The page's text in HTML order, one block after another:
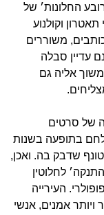
החלונות׳ של
וקולנוע
משוררים
עדיין סבלה
אליה גם
של סרטים
בתופעה בשנות
שדבק בה. ואכן,
לחלוטין
העירייה
ויותר אמנים, אנשי